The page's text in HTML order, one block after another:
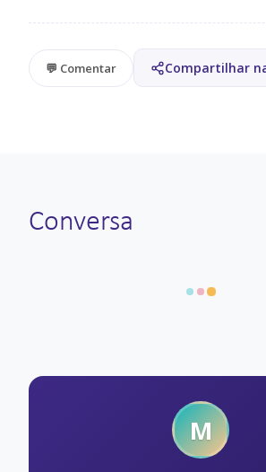
💬 Comentar Compartilhar
Conversa
M